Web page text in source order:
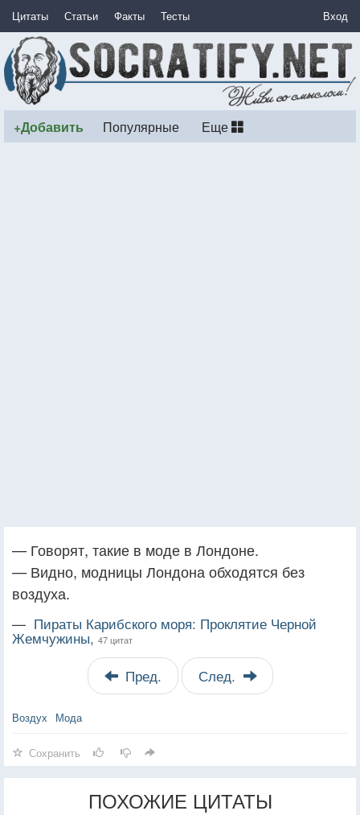
Цитаты Статьи Факты Тесты Вход
+Добавить Популярные Еще
— Говорят, такие в моде в Лондоне.
— Видно, модницы Лондона обходятся без
воздуха.
— Пираты Карибского моря: Проклятие Черной
Жемчужины, 47 цитат
Пред. След.
Воздух Мода
Сохранить
ПОХОЖИЕ ЦИТАТЫ